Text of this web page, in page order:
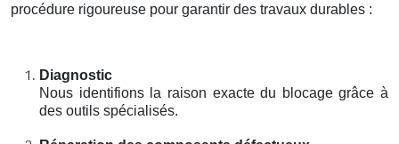
procédure rigoureuse pour garantir des travaux durables :
Diagnostic
Nous identifions la raison exacte du blocage grâce à
des outils spécialisés.